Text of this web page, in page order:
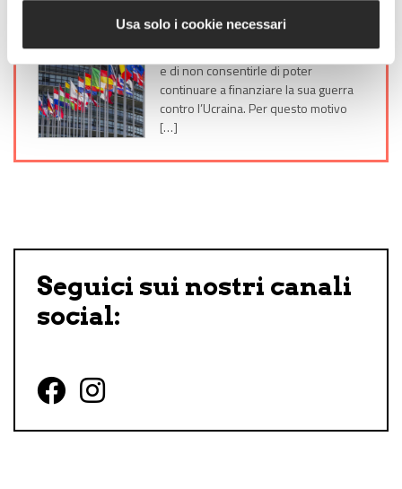
Usa solo i cookie necessari
risoluzione approvata da PE
L’obiettivo è quello di isolare la Russia
e di non consentirle di poter
continuare a finanziare la sua guerra
contro l’Ucraina. Per questo motivo
[…]
Seguici sui nostri canali
social:
Follow us on Facebook
Follow us on Instagram